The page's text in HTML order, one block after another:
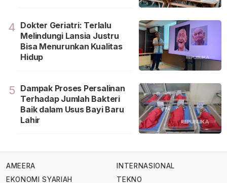
4 Dokter Geriatri: Terlalu
Melindungi Lansia Justru
Bisa Menurunkan Kualitas
Hidup
5 Dampak Proses Persalinan
Terhadap Jumlah Bakteri
Baik dalam Usus Bayi Baru
Lahir
AMEERA
EKONOMI SYARIAH
INTERNASIONAL
TEKNO